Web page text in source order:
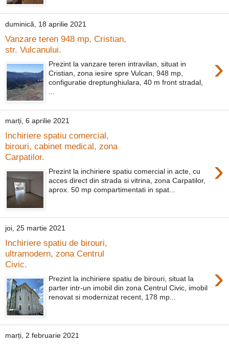
duminică, 18 aprilie 2021
Vanzare teren 948 mp, Cristian,
str. Vulcanului.
›
Prezint la vanzare teren intravilan, situat in
Cristian, zona iesire spre Vulcan, 948 mp,
configuratie dreptunghiulara, 40 m front stradal,
...
marți, 6 aprilie 2021
Inchiriere spatiu comercial,
birouri, cabinet medical, zona
Carpatilor.
›
Prezint la inchiriere spatiu comercial in acte, cu
acces direct din strada si vitrina, zona Carpatilor,
aprox. 50 mp compartimentati in spat...
joi, 25 martie 2021
Inchiriere spatiu de birouri,
ultramodern, zona Centrul
Civic.
›
Prezint la inchiriere spatiu de birouri, situat la
parter intr-un imobil din zona Centrul Civic, imobil
renovat si modernizat recent, 178 mp...
marți, 2 februarie 2021